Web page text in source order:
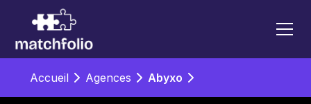
Accueil Agences Abyxo